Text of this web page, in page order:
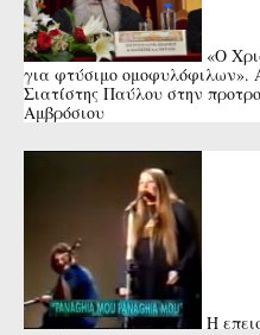
«Ο
για φτύσιμο ομοφυλόφιλων».
Σιατίστης Παύλου στην
Αμβρόσιου
Η